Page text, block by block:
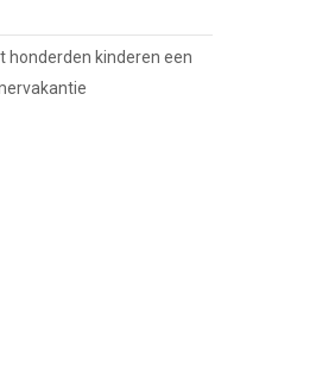
honderden kinderen een